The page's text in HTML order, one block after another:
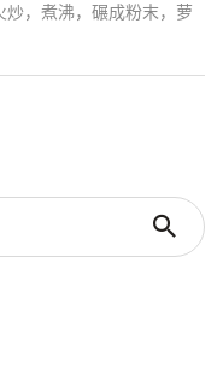
，煮沸，碾成粉末，萝